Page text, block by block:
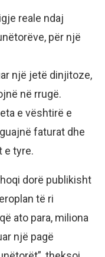
reale ndaj
për një
një jetë dinjitoze,
në rrugë.
e vështirë e
faturat dhe
e tyre.
dorë publikisht
të ri
ato para, miliona
një pagë